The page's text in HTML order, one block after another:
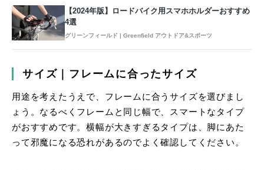
【2024年版】ロードバイク用スマホホルダーおすすめ
4選
グリーンフィールド | Greenfield アウトドア&スポーツ
サイズ｜フレームに合ったサイズ
用途を考えたうえで、フレームに合うサイズを選びまし
ょう。なるべくフレームと同じ幅で、スマートなタイプ
がおすすめです。横幅が大きすぎるタイプは、脚にあた
って邪魔になる恐れがあるのでよく確認してください。